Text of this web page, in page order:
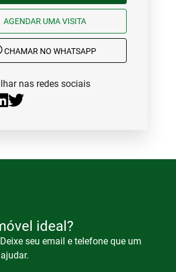
AGENDAR UMA VISITA
CHAMAR NO WHATSAPP
nas redes sociais
ideal?
seu email e telefone que um